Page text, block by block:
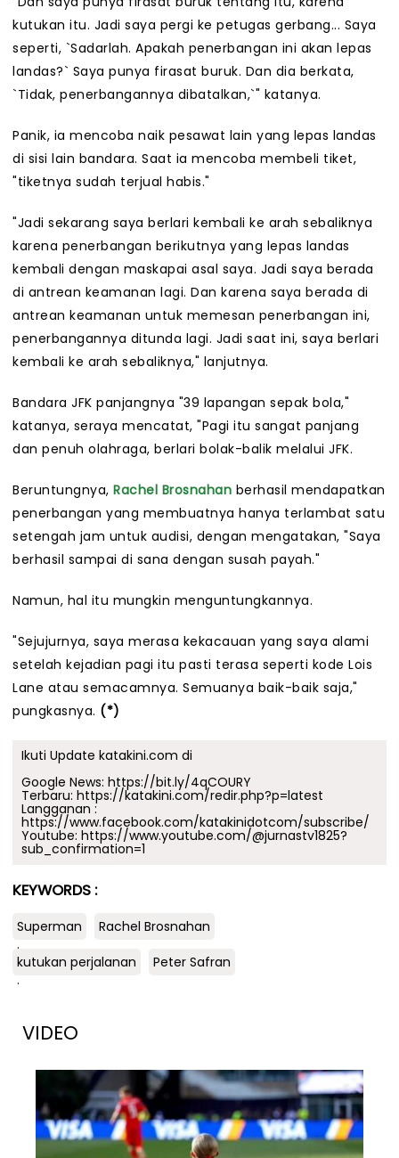
kutukan itu. Jadi saya pergi ke petugas gerbang... Saya
seperti, `Sadarlah. Apakah penerbangan ini akan lepas
landas?` Saya punya firasat buruk. Dan dia berkata,
`Tidak, penerbangannya dibatalkan,`" katanya.
Panik, ia mencoba naik pesawat lain yang lepas landas
di sisi lain bandara. Saat ia mencoba membeli tiket,
"tiketnya sudah terjual habis."
"Jadi sekarang saya berlari kembali ke arah sebaliknya
karena penerbangan berikutnya yang lepas landas
kembali dengan maskapai asal saya. Jadi saya berada
di antrean keamanan lagi. Dan karena saya berada di
antrean keamanan untuk memesan penerbangan ini,
penerbangannya ditunda lagi. Jadi saat ini, saya berlari
kembali ke arah sebaliknya," lanjutnya.
Bandara JFK panjangnya "39 lapangan sepak bola,"
katanya, seraya mencatat, "Pagi itu sangat panjang
dan penuh olahraga, berlari bolak-balik melalui JFK.
Beruntungnya, Rachel Brosnahan berhasil mendapatkan
penerbangan yang membuatnya hanya terlambat satu
setengah jam untuk audisi, dengan mengatakan, "Saya
berhasil sampai di sana dengan susah payah."
Namun, hal itu mungkin menguntungkannya.
"Sejujurnya, saya merasa kekacauan yang saya alami
setelah kejadian pagi itu pasti terasa seperti kode Lois
Lane atau semacamnya. Semuanya baik-baik saja,"
pungkasnya. (*)
Ikuti Update katakini.com di
Google News: https://bit.ly/4qCOURY
Terbaru: https://katakini.com/redir.php?p=latest
Langganan :
https://www.facebook.com/katakinidotcom/subscribe/
Youtube: https://www.youtube.com/@jurnastv1825?
sub_confirmation=1
KEYWORDS :
Superman
Rachel Brosnahan
.
kutukan perjalanan
Peter Safran
.
VIDEO